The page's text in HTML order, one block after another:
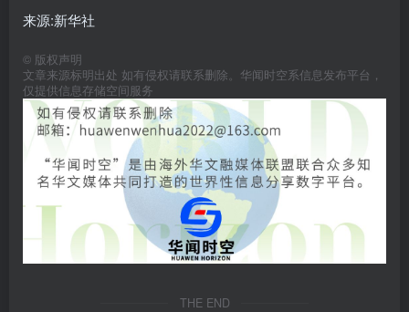
来源:新华社
© 版权声明
文章来源标明出处 如有侵权请联系删除。华闻时空系信息发布平台，
仅提供信息存储空间服务
THE END